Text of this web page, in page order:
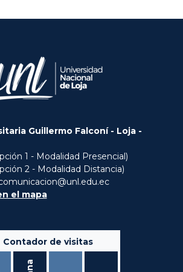
Guillermo Falconí - Loja -
1 - Modalidad Presencial)
2 - Modalidad Distancia)
el mapa
Contador de visitas